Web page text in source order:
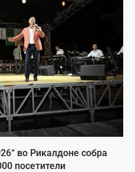
во Рикалдоне собра
посетители